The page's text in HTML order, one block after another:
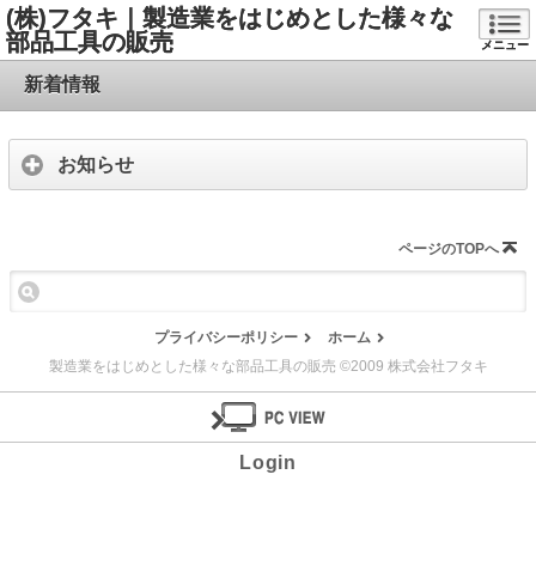
(株)フタキ｜製造業をはじめとした様々な
部品工具の販売
メニュー
新着情報
お知らせ
ページのTOPへ
プライバシーポリシー
ホーム
製造業をはじめとした様々な部品工具の販売 ©2009 株式会社フタキ
Login